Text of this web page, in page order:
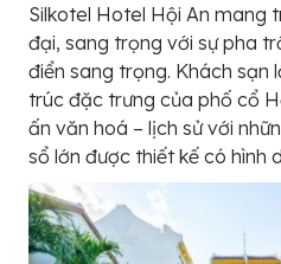
Silkotel Hotel Hội An mang
đại, sang trọng với sự pha
điển sang trọng. Khách sạn
trúc đặc trưng của phố cổ
ấn văn hoá – lịch sử với
sổ lớn được thiết kế có hình